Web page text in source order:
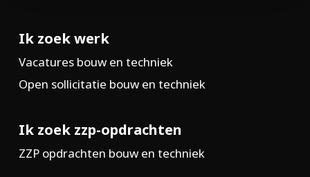
Ik zoek werk
Vacatures bouw en techniek
Open sollicitatie bouw en techniek
Ik zoek zzp-opdrachten
ZZP opdrachten bouw en techniek